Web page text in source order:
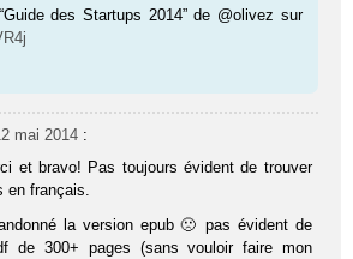
des Startups 2014” de @olivez sur
mai 2014 :
et bravo! Pas toujours évident de trouver
en français.
la version epub 🙁 pas évident de
de 300+ pages (sans vouloir faire mon